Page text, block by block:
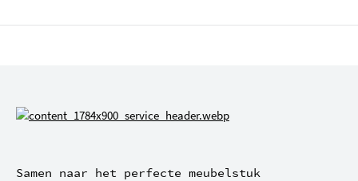
Samen naar het perfecte meubelstuk